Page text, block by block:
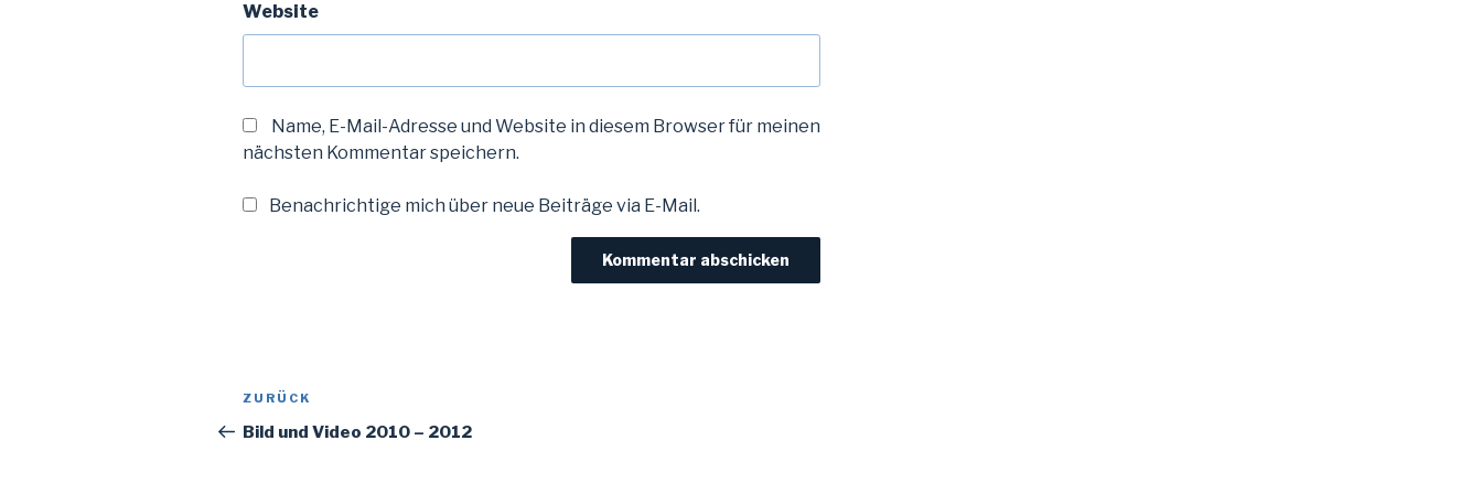
Website
Name, E-Mail-Adresse und Website in diesem Browser für meinen
nächsten Kommentar speichern.
Benachrichtige mich über neue Beiträge via E-Mail.
Beitragsnavigation
Vorheriger
Beitrag
ZURÜCK
Bild und Video 2010 – 2012